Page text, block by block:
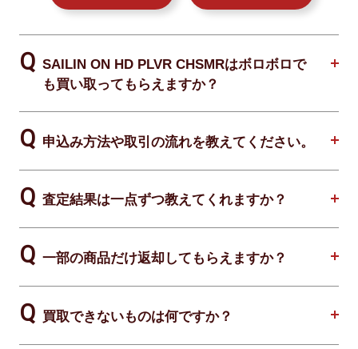
SAILIN ON HD PLVR CHSMRはボロボロで
も買い取ってもらえますか？
申込み方法や取引の流れを教えてください。
査定結果は一点ずつ教えてくれますか？
一部の商品だけ返却してもらえますか？
買取できないものは何ですか？